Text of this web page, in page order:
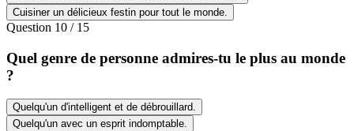
Cuisiner un délicieux festin pour tout le monde.
Question 10 / 15
Quel genre de personne admires-tu le plus au monde
?
Quelqu'un d'intelligent et de débrouillard.
Quelqu'un avec un esprit indomptable.